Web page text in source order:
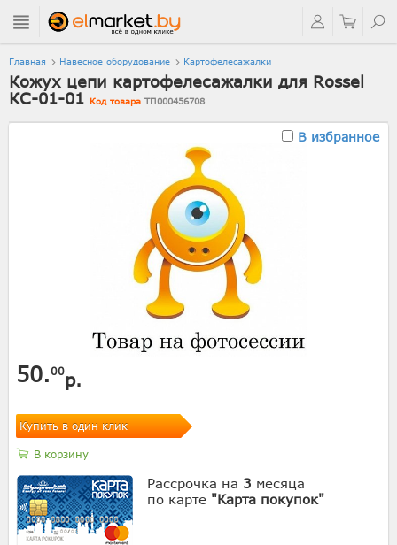
Главная Навесное оборудование Картофелесажалки
Кожух цепи картофелесажалки для Rossel
КС-01-01 Код товара ТП000456708
В избранное
50.00р.
Купить в один клик
В корзину
Рассрочка на 3 месяца
по карте "Карта покупок"